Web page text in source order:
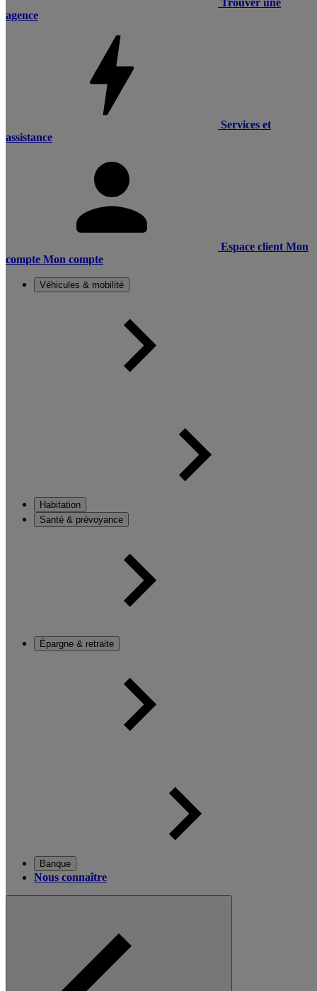
Trouver une
agence
Services et
assistance
Espace client Mon
compte Mon compte
Véhicules & mobilité
Habitation
Santé & prévoyance
Épargne & retraite
Banque
Nous connaître